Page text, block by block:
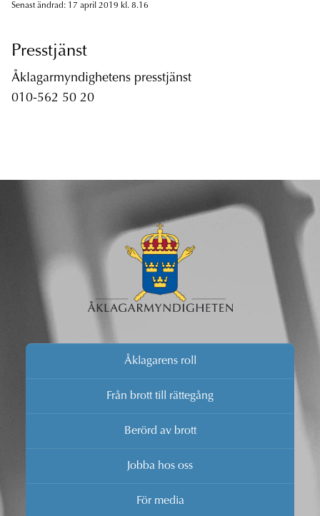
Senast ändrad: 17 april 2019 kl. 8.16
Presstjänst
Åklagarmyndighetens presstjänst
010-562 50 20
Åklagarens roll
Från brott till rättegång
Berörd av brott
Jobba hos oss
För media